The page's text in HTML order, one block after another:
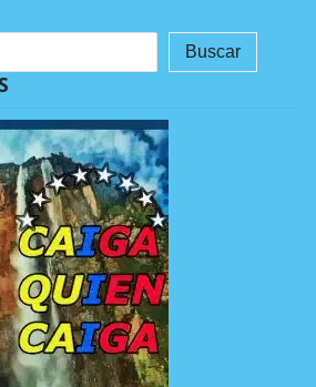
Buscar